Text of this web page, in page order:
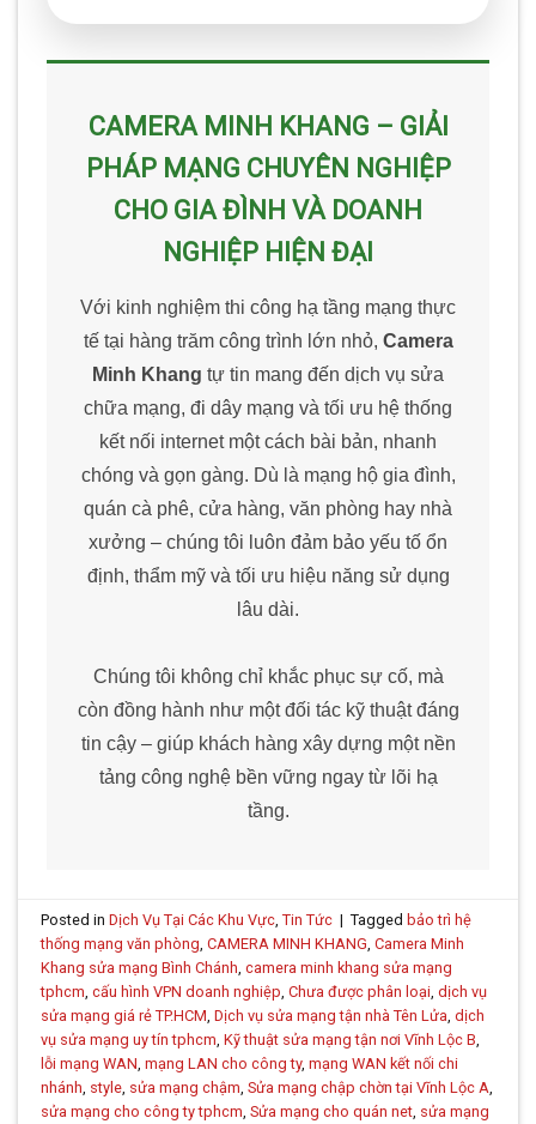
CAMERA MINH KHANG – GIẢI
PHÁP MẠNG CHUYÊN NGHIỆP
CHO GIA ĐÌNH VÀ DOANH
NGHIỆP HIỆN ĐẠI
Với kinh nghiệm thi công hạ tầng mạng thực
tế tại hàng trăm công trình lớn nhỏ, Camera
Minh Khang tự tin mang đến dịch vụ sửa
chữa mạng, đi dây mạng và tối ưu hệ thống
kết nối internet một cách bài bản, nhanh
chóng và gọn gàng. Dù là mạng hộ gia đình,
quán cà phê, cửa hàng, văn phòng hay nhà
xưởng – chúng tôi luôn đảm bảo yếu tố ổn
định, thẩm mỹ và tối ưu hiệu năng sử dụng
lâu dài.
Chúng tôi không chỉ khắc phục sự cố, mà
còn đồng hành như một đối tác kỹ thuật đáng
tin cậy – giúp khách hàng xây dựng một nền
tảng công nghệ bền vững ngay từ lõi hạ
tầng.
Posted inDịch Vụ Tại Các Khu Vực ,Tin Tức | Taggedbảo trì hệ
thống mạng văn phòng ,CAMERA MINH KHANG ,Camera Minh
Khang sửa mạng Bình Chánh ,camera minh khang sửa mạng
tphcm ,cấu hình VPN doanh nghiệp ,Chưa được phân loại ,dịch vụ
sửa mạng giá rẻ TP.HCM ,Dịch vụ sửa mạng tận nhà Tên Lửa ,dịch
vụ sửa mạng uy tín tphcm ,Kỹ thuật sửa mạng tận nơi Vĩnh Lộc B
lỗi mạng WAN ,mạng LAN cho công ty,mạng WAN kết nối chi
nhánh style sửa mạng chậm ,Sửa mạng chập chờn tại Vĩnh Lộc A
sửa mạng cho công ty tphcm ,Sửa mạng cho quán net sửa mạng